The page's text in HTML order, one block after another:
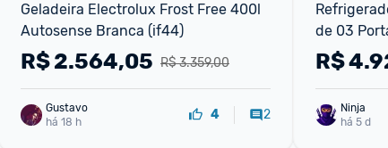
Geladeira Electrolux Frost Free 400l
Autosense Branca (if44)
R$ 3.359,00
R$2.564,05
Gustavo
há 18 h
4 2
de 03
Litros
R$
há 5 d